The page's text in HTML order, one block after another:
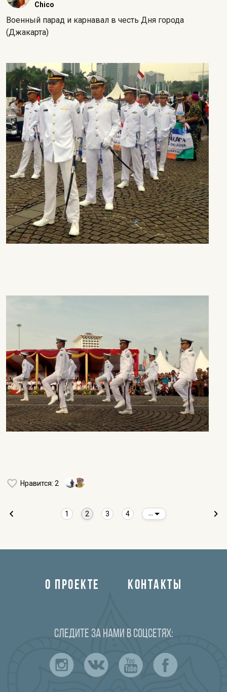
Chico
Военный парад и карнавал в честь Дня города
(Джакарта)
Нравится: 2
1 2 3 4
О ПРОЕКТЕ КОНТАКТЫ
Следите за нами в соцсетях: